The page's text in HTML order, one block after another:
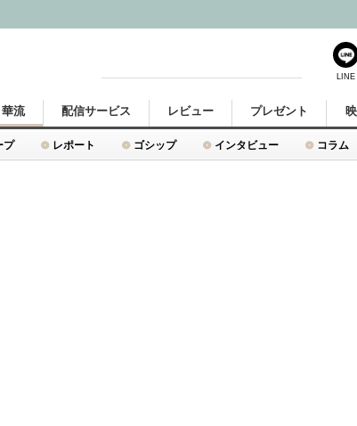
流
プ レポート ゴシップ インタビュー コラム
配信サービス レビュー プレゼント
LINE